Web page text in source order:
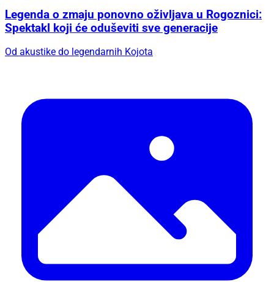
Legenda o zmaju ponovno oživljava u Rogoznici:
Spektakl koji će oduševiti sve generacije
Od akustike do legendarnih Kojota